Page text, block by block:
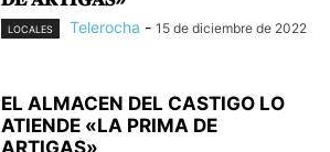
LOCALES Telerocha - 15 de diciembre de 2022
EL ALMACEN DEL CASTIGO LO
ATIENDE «LA PRIMA DE
ARTIGAS»